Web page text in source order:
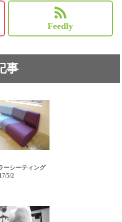
Feedly
事
ーシーティング
5/2